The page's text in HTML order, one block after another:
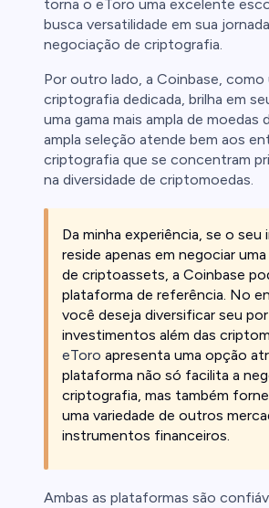
torna o eToro uma excelente
busca versatilidade em sua
negociação de criptografia.
Por outro lado, a Coinbase, como
criptografia dedicada, brilha em
uma gama mais ampla de moedas
ampla seleção atende bem aos
criptografia que se concentram
na diversidade de criptomoedas.
Da minha experiência, se o seu
reside apenas em negociar uma
de criptoassets, a Coinbase
plataforma de referência. No
você deseja diversificar seu
investimentos além das
eToro apresenta uma opção
plataforma não só facilita a
criptografia, mas também
uma variedade de outros
instrumentos financeiros.
Ambas as plataformas são